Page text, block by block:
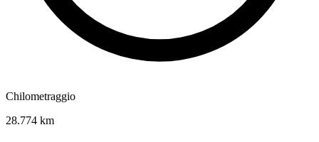
Chilometraggio
28.774 km